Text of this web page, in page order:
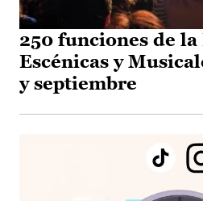
250 funciones de la
Escénicas y
y septiembre